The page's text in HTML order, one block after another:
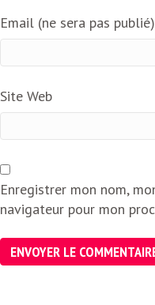
Email (ne sera pas
Site Web
Enregistrer mon nom,
navigateur pour mon